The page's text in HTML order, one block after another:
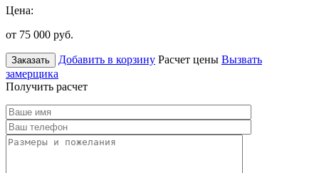
Цена:
от 75 000 руб.
Заказать Добавить в корзину Расчет цены Вызвать
замерщика
Получить расчет